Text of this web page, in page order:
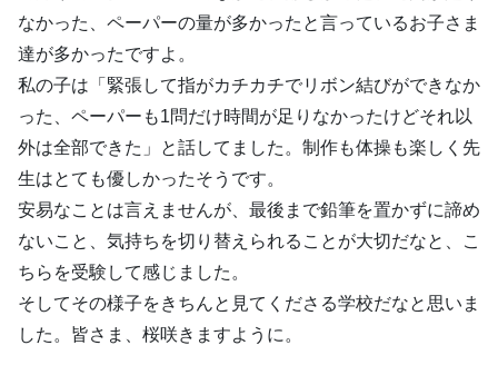
なかった、ペーパーの量が多かったと言っているお子さま
達が多かったですよ。
私の子は「緊張して指がカチカチでリボン結びができなか
った、ペーパーも1問だけ時間が足りなかったけどそれ以
外は全部できた」と話してました。制作も体操も楽しく先
生はとても優しかったそうです。
安易なことは言えませんが、最後まで鉛筆を置かずに諦め
ないこと、気持ちを切り替えられることが大切だなと、こ
ちらを受験して感じました。
そしてその様子をきちんと見てくださる学校だなと思いま
した。皆さま、桜咲きますように。